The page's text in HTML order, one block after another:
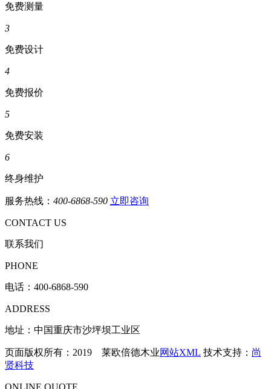
免费测量
3
免费设计
4
免费报价
5
免费安装
6
终身维护
服务热线： 400-6868-590 立即咨询
CONTACT US
联系我们
PHONE
电话： 400-6868-590
ADDRESS
地址：中国重庆市沙坪坝工业区
页面版权所有：2019 莱欧倍德木业网站XML 技术支持： 尚
贤科技
ONLINE QUOTE